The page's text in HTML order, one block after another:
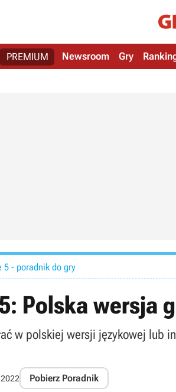
PREMIUM Newsroom Gry
5 - poradnik do gry
Polska wersja
w polskiej wersji językowej
Pobierz Poradnik